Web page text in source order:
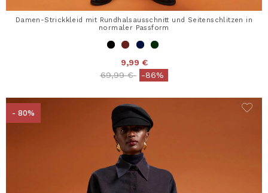
Damen-Strickkleid mit Rundhalsausschnitt und Seitenschlitzen in
normaler Passform
9,99 €
Price reduced from
69,99 €to-86%
- 80%